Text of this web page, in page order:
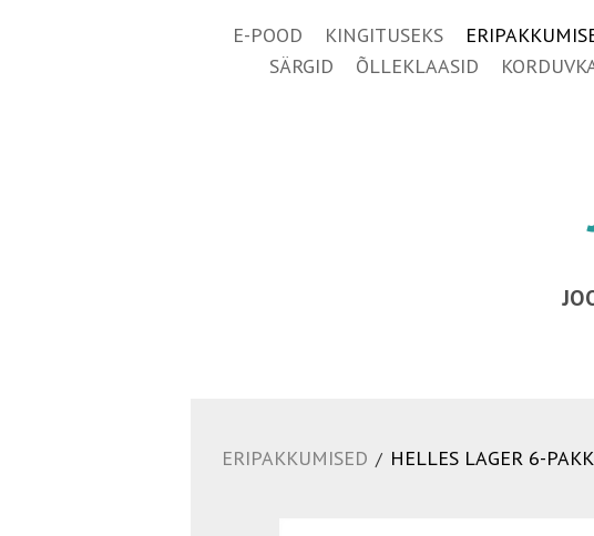
E-POOD KINGITUSEKS
SÄRGID
ÕLLEKLAASID
ERIPAKKUMISED / HELLES LAGER 6-